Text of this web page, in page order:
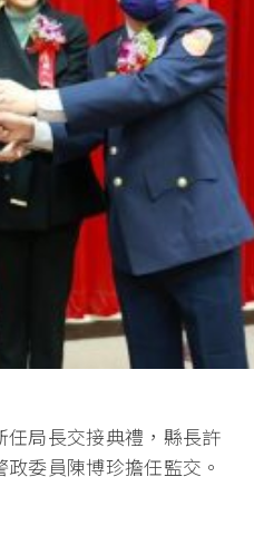
局長交接典禮，縣長許
委員陳博珍擔任監交。